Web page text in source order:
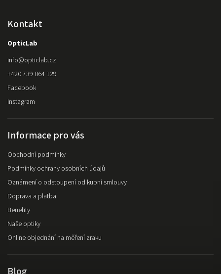
Kontakt
OpticLab
info@opticlab.cz
+420 739 064 129
Facebook
Instagram
Informace pro vás
Obchodní podmínky
Podmínky ochrany osobních údajů
Oznámení o odstoupení od kupní smlouvy
Doprava a platba
Benefity
Naše optiky
Online objednání na měření zraku